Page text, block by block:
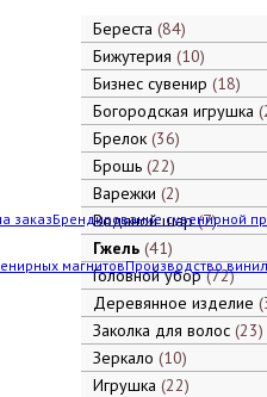
заказБрендирование сувенирной
магнитовПроизводство
Береста 84
Бижутерия 10
Бизнес сувенир 18
Богородская игрушка
Брелок 36
Брошь 22
Варежки 2
Водяной шар 7
Гжель 41
Головной убор 72
Деревянное изделие
Заколка для волос 23
Зеркало 10
Игрушка 22